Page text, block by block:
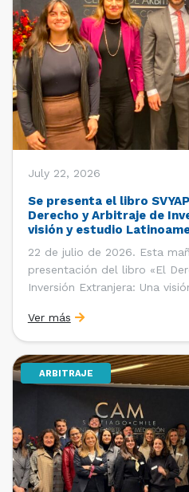
July 22, 2026
Se presenta el libro
Derecho y Arbitraje de
visión y estudio
22 de julio de 2026. Esta
presentación del libro «El
Inversión Extranjera: Una
«Santiago Very Young
(SVYAP), iniciativa que reúne
interesados en el arbitraje
[…]
Ver más
ARBITRAJE